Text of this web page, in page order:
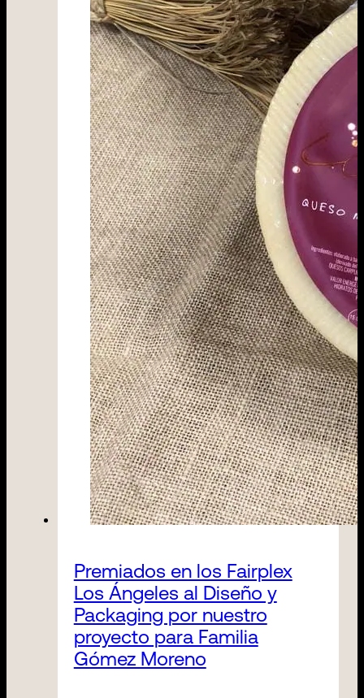
Premiados en los Fairplex
Los Ángeles al Diseño y
Packaging por nuestro
proyecto para Familia
Gómez Moreno